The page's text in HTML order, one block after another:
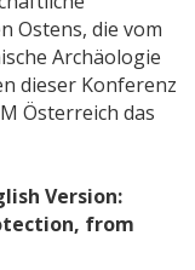
Ostens, die vom
Archäologie
dieser Konferenz
Österreich das
Version:
from